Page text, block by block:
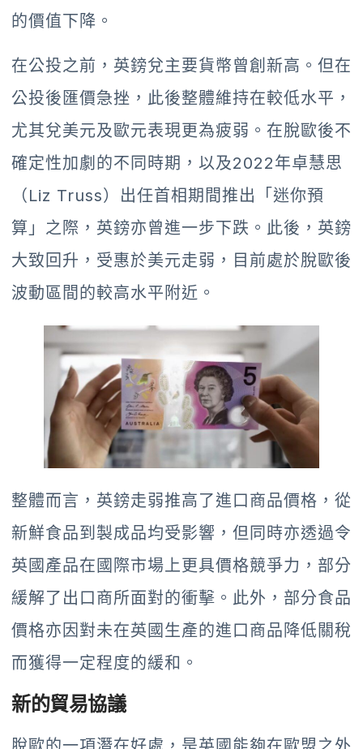
的價值下降。
在公投之前，英鎊兌主要貨幣曾創新高。但在
公投後匯價急挫，此後整體維持在較低水平，
尤其兌美元及歐元表現更為疲弱。在脫歐後不
確定性加劇的不同時期，以及2022年卓慧思
（Liz Truss）出任首相期間推出「迷你預
算」之際，英鎊亦曾進一步下跌。此後，英鎊
大致回升，受惠於美元走弱，目前處於脫歐後
波動區間的較高水平附近。
整體而言，英鎊走弱推高了進口商品價格，從
新鮮食品到製成品均受影響，但同時亦透過令
英國產品在國際市場上更具價格競爭力，部分
緩解了出口商所面對的衝擊。此外，部分食品
價格亦因對未在英國生產的進口商品降低關稅
而獲得一定程度的緩和。
新的貿易協議